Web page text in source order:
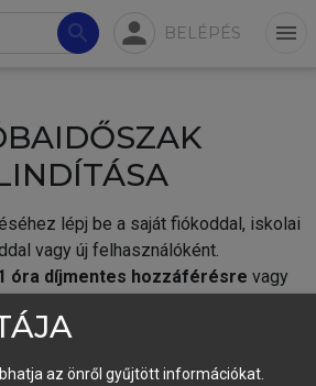
search person BELÉPÉS menu
lépj be a saját fiókoddal, iskolai
vagy új felhasználóként.
óra díjmentes hozzáférésre vagy
vagy hozz létre új fiókot.
az önről gyűjtött információkat.